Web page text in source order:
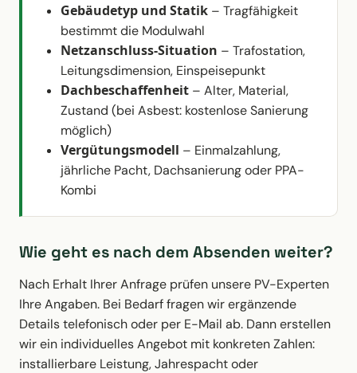
Gebäudetyp und Statik – Tragfähigkeit
bestimmt die Modulwahl
Netzanschluss-Situation – Trafostation,
Leitungsdimension, Einspeisepunkt
Dachbeschaffenheit – Alter, Material,
Zustand (bei Asbest: kostenlose Sanierung
möglich)
Vergütungsmodell – Einmalzahlung,
jährliche Pacht, Dachsanierung oder PPA-
Kombi
Wie geht es nach dem Absenden weiter?
Nach Erhalt Ihrer Anfrage prüfen unsere PV-Experten
Ihre Angaben. Bei Bedarf fragen wir ergänzende
Details telefonisch oder per E-Mail ab. Dann erstellen
wir ein individuelles Angebot mit konkreten Zahlen:
installierbare Leistung, Jahrespacht oder